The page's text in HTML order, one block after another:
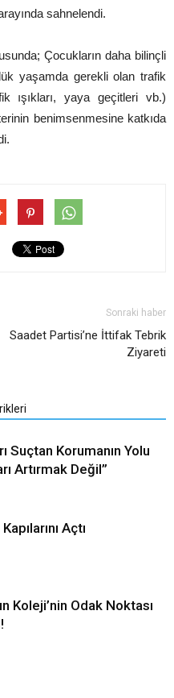
sahnelendi.
Çocukların daha bilinçli
yaşamda gerekli olan trafik
ışıkları, yaya geçitleri vb.)
benimsenmesine katkıda
Sonraki haber
Saadet Partisi’ne İttifak Tebrik
Ziyareti
Suçtan Korumanın Yolu
Artırmak Değil”
Açtı
Koleji’nin Odak Noktası